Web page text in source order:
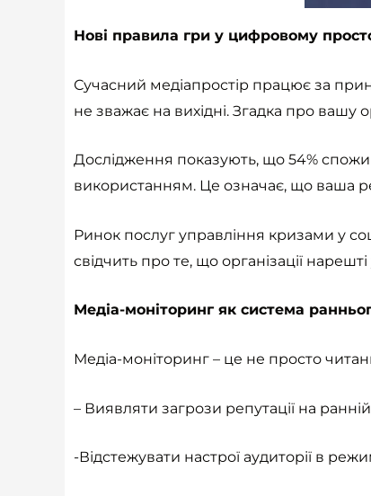
Нові правила гри у цифровому
Сучасний медіапростір працює за
не зважає на вихідні. Згадка про вашу
Дослідження показують, що 54%
використанням. Це означає, що ваша
Ринок послуг управління кризами у
свідчить про те, що організації
Медіа-моніторинг як система
Медіа-моніторинг – це не просто
– Виявляти загрози репутації на ранній
-Відстежувати настрої аудиторії в